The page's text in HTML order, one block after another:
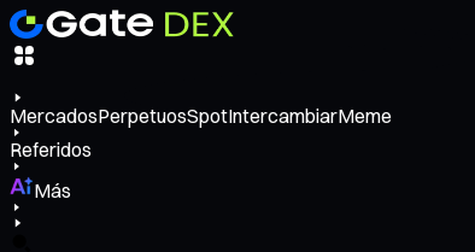
MercadosPerpetuosSpotIntercambiarMeme
Referidos
Más